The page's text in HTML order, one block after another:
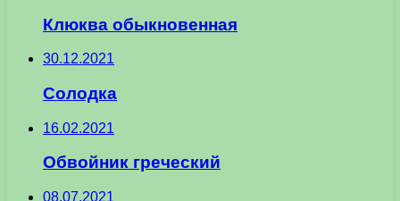
Клюква обыкновенная
30.12.2021
Солодка
16.02.2021
Обвойник греческий
08.07.2021